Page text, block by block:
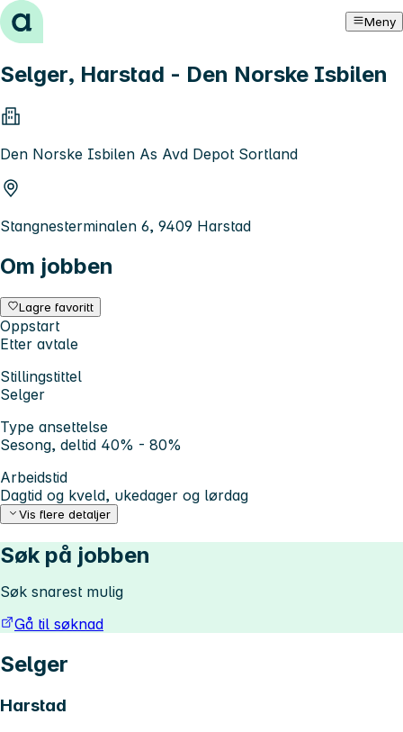
Hopp til innhold Meny
Selger, Harstad - Den Norske Isbilen
Den Norske Isbilen As Avd Depot Sortland
Stangnesterminalen 6, 9409 Harstad
Om jobben
Lagre favoritt
Oppstart
Etter avtale
Stillingstittel
Selger
Type ansettelse
Sesong, deltid 40% - 80%
Arbeidstid
Dagtid og kveld, ukedager og lørdag
Vis flere detaljer
Søk på jobben
Søk snarest mulig
Gå til søknad
Selger
Harstad